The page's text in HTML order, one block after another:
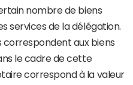
nombre de biens
services de la délégation.
correspondent aux biens
le cadre de cette
correspond à la valeur